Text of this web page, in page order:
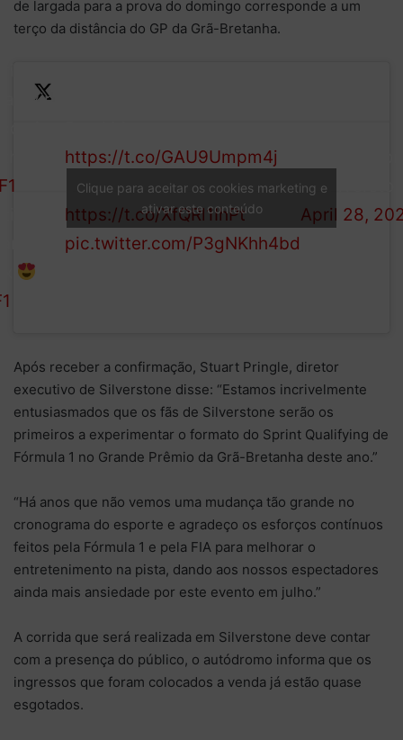
de largada para a prova do domingo corresponde a um
terço da distância do GP da Grã-Bretanha.
https://t.co/GAU9Umpm4j
Buy Tickets >>
https://t.co/XfQRl1IhPt
pic.twitter.com/P3gNKhh4bd
April 28,
Clique para aceitar os cookies marketing e
ativar este conteúdo
Após receber a confirmação, Stuart Pringle, diretor
executivo de Silverstone disse: “Estamos incrivelmente
entusiasmados que os fãs de Silverstone serão os
primeiros a experimentar o formato do Sprint Qualifying de
Fórmula 1 no Grande Prêmio da Grã-Bretanha deste ano.”
“Há anos que não vemos uma mudança tão grande no
cronograma do esporte e agradeço os esforços contínuos
feitos pela Fórmula 1 e pela FIA para melhorar o
entretenimento na pista, dando aos nossos espectadores
ainda mais ansiedade por este evento em julho.”
A corrida que será realizada em Silverstone deve contar
com a presença do público, o autódromo informa que os
ingressos que foram colocados a venda já estão quase
esgotados.